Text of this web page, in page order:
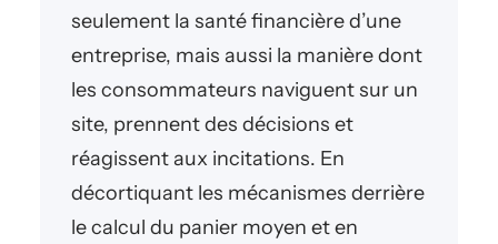
seulement la santé financière d’une
entreprise, mais aussi la manière dont
les consommateurs naviguent sur un
site, prennent des décisions et
réagissent aux incitations. En
décortiquant les mécanismes derrière
le calcul du panier moyen et en